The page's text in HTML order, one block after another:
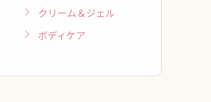
クリーム＆ジェル
ボディケア